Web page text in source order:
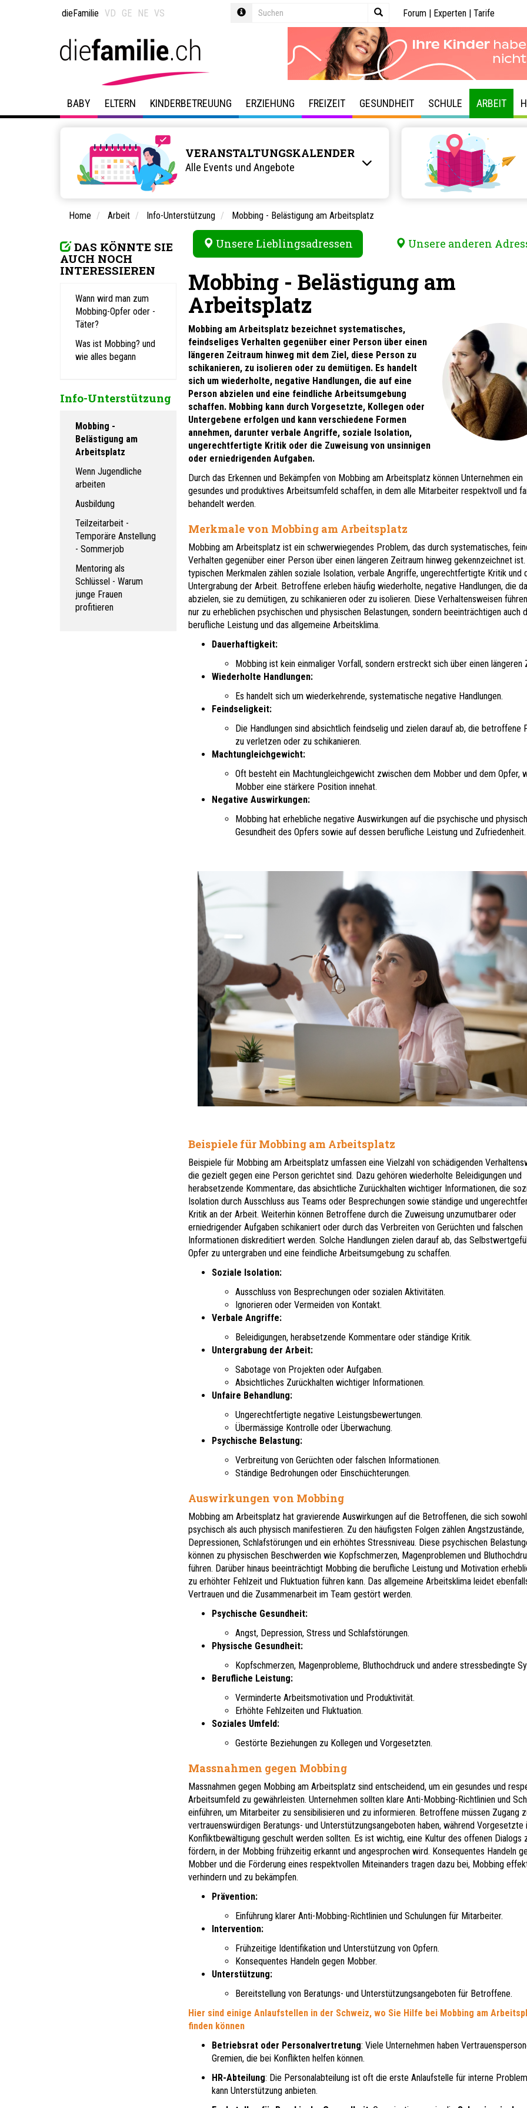
dieFamilie VD GE NE VS Forum | Experten | Tarife
BABY ELTERN KINDERBETREUUNG ERZIEHUNG FREIZEIT GESUNDHEIT SCHULE ARBEIT
VERANSTALTUNGSKALENDER
Alle Events und Angebote
Home Arbeit Info-Unterstützung Mobbing - Belästigung am Arbeitsplatz
DAS KÖNNTE SIE
AUCH NOCH
INTERESSIEREN
Wann wird man zum
Mobbing-Opfer oder -
Täter?
Was ist Mobbing? und
wie alles begann
Info-Unterstützung
Mobbing -
Belästigung am
Arbeitsplatz
Wenn Jugendliche
arbeiten
Ausbildung
Teilzeitarbeit -
Temporäre Anstellung
- Sommerjob
Mentoring als
Schlüssel - Warum
junge Frauen
profitieren
Unsere Lieblingsadressen Unsere anderen
Mobbing - Belästigung am
Arbeitsplatz
Mobbing am Arbeitsplatz bezeichnet systematisches,
feindseliges Verhalten gegenüber einer Person über einen
längeren Zeitraum hinweg mit dem Ziel, diese Person zu
schikanieren, zu isolieren oder zu demütigen. Es handelt
sich um wiederholte, negative Handlungen, die auf eine
Person abzielen und eine feindliche Arbeitsumgebung
schaffen. Mobbing kann durch Vorgesetzte, Kollegen oder
Untergebene erfolgen und kann verschiedene Formen
annehmen, darunter verbale Angriffe, soziale Isolation,
ungerechtfertigte Kritik oder die Zuweisung von unsinnigen
oder erniedrigenden Aufgaben.
Durch das Erkennen und Bekämpfen von Mobbing am Arbeitsplatz können Unternehmen ein
gesundes und produktives Arbeitsumfeld schaffen, in dem alle Mitarbeiter respektvoll und
behandelt werden.
Merkmale von Mobbing am Arbeitsplatz
Mobbing am Arbeitsplatz ist ein schwerwiegendes Problem, das durch systematisches,
Verhalten gegenüber einer Person über einen längeren Zeitraum hinweg gekennzeichnet
typischen Merkmalen zählen soziale Isolation, verbale Angriffe, ungerechtfertigte Kritik und
Untergrabung der Arbeit. Betroffene erleben häufig wiederholte, negative Handlungen, die
abzielen, sie zu demütigen, zu schikanieren oder zu isolieren. Diese Verhaltensweisen
nur zu erheblichen psychischen und physischen Belastungen, sondern beeinträchtigen auch
berufliche Leistung und das allgemeine Arbeitsklima.
Dauerhaftigkeit:
Mobbing ist kein einmaliger Vorfall, sondern erstreckt sich über einen längeren
Wiederholte Handlungen:
Es handelt sich um wiederkehrende, systematische negative Handlungen.
Feindseligkeit:
Die Handlungen sind absichtlich feindselig und zielen darauf ab, die betroffene
zu verletzen oder zu schikanieren.
Machtungleichgewicht:
Oft besteht ein Machtungleichgewicht zwischen dem Mobber und dem Opfer,
Mobber eine stärkere Position innehat.
Negative Auswirkungen:
Mobbing hat erhebliche negative Auswirkungen auf die psychische und
Gesundheit des Opfers sowie auf dessen berufliche Leistung und Zufriedenheit.
Beispiele für Mobbing am Arbeitsplatz
Beispiele für Mobbing am Arbeitsplatz umfassen eine Vielzahl von schädigenden
die gezielt gegen eine Person gerichtet sind. Dazu gehören wiederholte Beleidigungen und
herabsetzende Kommentare, das absichtliche Zurückhalten wichtiger Informationen, die
Isolation durch Ausschluss aus Teams oder Besprechungen sowie ständige und
Kritik an der Arbeit. Weiterhin können Betroffene durch die Zuweisung unzumutbarer oder
erniedrigender Aufgaben schikaniert oder durch das Verbreiten von Gerüchten und falschen
Informationen diskreditiert werden. Solche Handlungen zielen darauf ab, das
Opfer zu untergraben und eine feindliche Arbeitsumgebung zu schaffen.
Soziale Isolation:
Ausschluss von Besprechungen oder sozialen Aktivitäten.
Ignorieren oder Vermeiden von Kontakt.
Verbale Angriffe:
Beleidigungen, herabsetzende Kommentare oder ständige Kritik.
Untergrabung der Arbeit:
Sabotage von Projekten oder Aufgaben.
Absichtliches Zurückhalten wichtiger Informationen.
Unfaire Behandlung:
Ungerechtfertigte negative Leistungsbewertungen.
Übermässige Kontrolle oder Überwachung.
Psychische Belastung:
Verbreitung von Gerüchten oder falschen Informationen.
Ständige Bedrohungen oder Einschüchterungen.
Auswirkungen von Mobbing
Mobbing am Arbeitsplatz hat gravierende Auswirkungen auf die Betroffenen, die sich sowohl
psychisch als auch physisch manifestieren. Zu den häufigsten Folgen zählen Angstzustände,
Depressionen, Schlafstörungen und ein erhöhtes Stressniveau. Diese psychischen
können zu physischen Beschwerden wie Kopfschmerzen, Magenproblemen und
führen. Darüber hinaus beeinträchtigt Mobbing die berufliche Leistung und Motivation
zu erhöhter Fehlzeit und Fluktuation führen kann. Das allgemeine Arbeitsklima leidet
Vertrauen und die Zusammenarbeit im Team gestört werden.
Psychische Gesundheit:
Angst, Depression, Stress und Schlafstörungen.
Physische Gesundheit:
Kopfschmerzen, Magenprobleme, Bluthochdruck und andere stressbedingte
Berufliche Leistung:
Verminderte Arbeitsmotivation und Produktivität.
Erhöhte Fehlzeiten und Fluktuation.
Soziales Umfeld:
Gestörte Beziehungen zu Kollegen und Vorgesetzten.
Massnahmen gegen Mobbing
Massnahmen gegen Mobbing am Arbeitsplatz sind entscheidend, um ein gesundes und
Arbeitsumfeld zu gewährleisten. Unternehmen sollten klare Anti-Mobbing-Richtlinien und
einführen, um Mitarbeiter zu sensibilisieren und zu informieren. Betroffene müssen Zugang
vertrauenswürdigen Beratungs- und Unterstützungsangeboten haben, während Vorgesetzte
Konfliktbewältigung geschult werden sollten. Es ist wichtig, eine Kultur des offenen Dialogs
fördern, in der Mobbing frühzeitig erkannt und angesprochen wird. Konsequentes Handeln
Mobber und die Förderung eines respektvollen Miteinanders tragen dazu bei, Mobbing
verhindern und zu bekämpfen.
Prävention:
Einführung klarer Anti-Mobbing-Richtlinien und Schulungen für Mitarbeiter.
Intervention:
Frühzeitige Identifikation und Unterstützung von Opfern.
Konsequentes Handeln gegen Mobber.
Unterstützung:
Bereitstellung von Beratungs- und Unterstützungsangeboten für Betroffene.
Hier sind einige Anlaufstellen in der Schweiz, wo Sie Hilfe bei Mobbing am
finden können
Betriebsrat oder Personalvertretung: Viele Unternehmen haben
Gremien, die bei Konflikten helfen können.
HR-Abteilung: Die Personalabteilung ist oft die erste Anlaufstelle für interne
kann Unterstützung anbieten.